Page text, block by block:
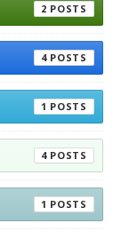
2
4
1
4
1